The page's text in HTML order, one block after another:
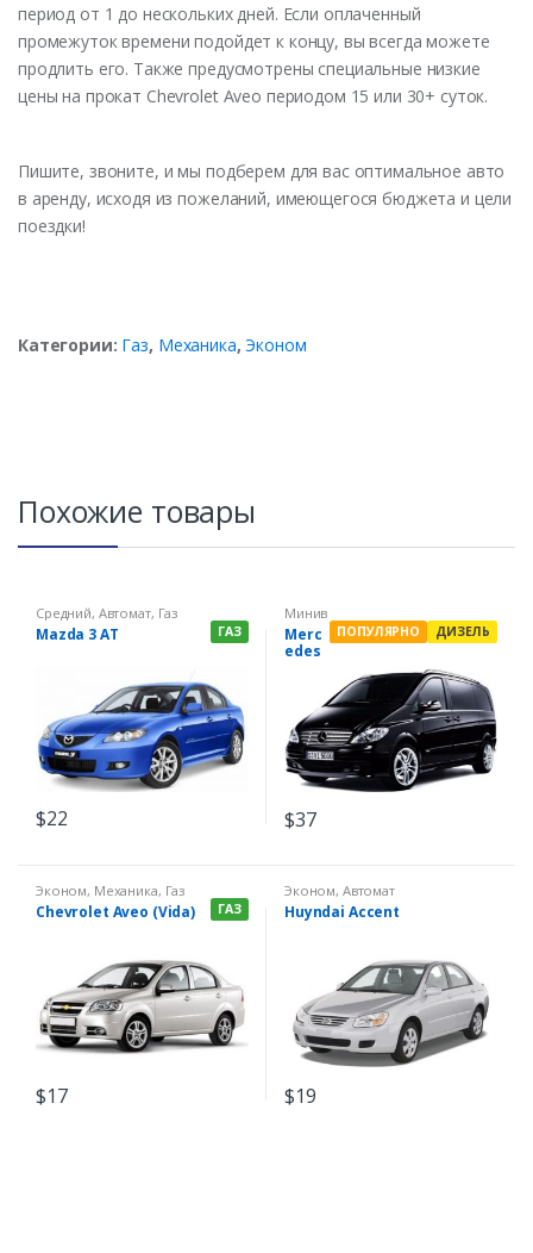
период от 1 до нескольких дней. Если оплаченный
промежуток времени подойдет к концу, вы всегда можете
продлить его. Также предусмотрены специальные низкие
цены на прокат Chevrolet Aveo периодом 15 или 30+ суток.
Пишите, звоните, и мы подберем для вас оптимальное авто
в аренду, исходя из пожеланий, имеющегося бюджета и цели
поездки!
Категории: Газ, Механика,Эконом
Похожие товары
ГАЗ
Средний, Автомат, Газ
Mazda 3 AT
$22
ДИЗЕЛЬ
ПОПУЛЯРНО
Минив
эн
Механ
ика,
Merc
edes
$37
ГАЗ
Эконом, Механика, Газ
Chevrolet Aveo (Vida)
$17
Эконом, Автомат
Huyndai Accent
$19